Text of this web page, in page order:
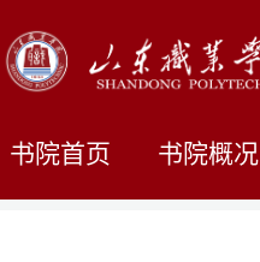
书院首页 书院概况